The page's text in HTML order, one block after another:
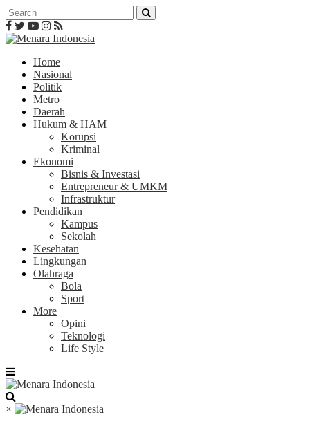
Home
Nasional
Politik
Metro
Daerah
Hukum & HAM
Korupsi
Kriminal
Ekonomi
Bisnis & Investasi
Entrepreneur & UMKM
Infrastruktur
Pendidikan
Kampus
Sekolah
Kesehatan
Lingkungan
Olahraga
Bola
Sport
More
Opini
Teknologi
Life Style
×